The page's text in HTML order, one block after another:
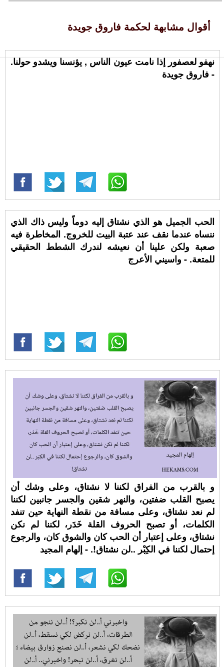
أقوال مشابهة لحكمة فاروق جويدة
نهفو لعصفور إذا نامت عيون الناس , يؤنسنا ويشدو حولنا.
- فاروق جويدة
الحب الجميل هو الذي نشتاق إليه دوماً وليس ذاك الذي
ننساه عندما نقف عند عتبة البيت للخروج. المخاطرة فيه
صعبة ولكن علينا أن نعيشه لندرك الشطط الحقيقي
للمتعة. - واسيني اﻷعرج
و بالقرب من الفراق لكننا لا نشتاق، وعلى وشك أن
يصبح القلب ضفتين، والنهر شقين والجسر جانبين لكننا
لم نعد نشتاق، وعلى مسافة من نقطة النهاية حين تنفد
الكلمات، أو تصبح الحروف القلة خَدَر، لكننا لم نكن
نشتاق، وعلى إعتبار أن الحب كان والشوق كان، والرجوع
إحتمال لكننا في الكِبْر ..لن نشتاق!. - إلهام المجيد